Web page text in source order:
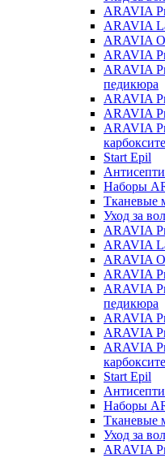
ARAVIA
ARAVIA
ARAVIA
ARAVIA
ARAVIA
педикюра
ARAVIA
ARAVIA
ARAVIA
Start Epil
Наборы
Тканевые
Уход за
ARAVIA
ARAVIA
ARAVIA
ARAVIA
ARAVIA
педикюра
ARAVIA
ARAVIA
ARAVIA
Start Epil
Наборы
Тканевые
Уход за
ARAVIA